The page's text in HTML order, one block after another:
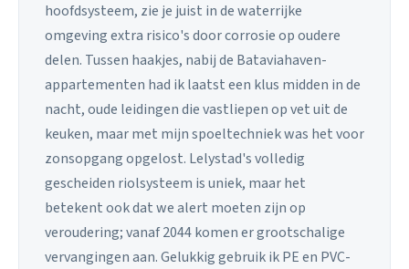
hoofdsysteem, zie je juist in de waterrijke
omgeving extra risico's door corrosie op oudere
delen. Tussen haakjes, nabij de Bataviahaven-
appartementen had ik laatst een klus midden in de
nacht, oude leidingen die vastliepen op vet uit de
keuken, maar met mijn spoeltechniek was het voor
zonsopgang opgelost. Lelystad's volledig
gescheiden riolsysteem is uniek, maar het
betekent ook dat we alert moeten zijn op
veroudering; vanaf 2044 komen er grootschalige
vervangingen aan. Gelukkig gebruik ik PE en PVC-